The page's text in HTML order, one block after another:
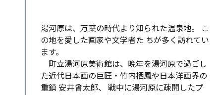
湯河原は、 万葉の時代より知られた温泉地。 こ
の地を愛した画家や文学者た ちが多く 訪れてい
ます。
町立湯河原美術館は、晩年を湯河原で過ごし
た近代日本画の巨匠・竹内栖鳳や日本洋画界の
重鎮 安井曾太郎、 戦中に湯河原に疎開したプ